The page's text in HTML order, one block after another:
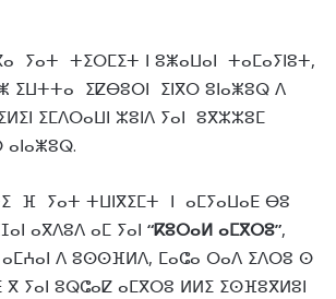
ⵢⴰⵜ ⵜⵉⵔⵎⵉⵜ ⵏ ⵓⵥⴰⵡⴰⵏ ⵜⴰⵎⴰⵢⵏⵓⵜ,
ⵉⵡⵜⵜⴰ ⵉⵇⴱⵓⵔⵏ ⵉⵏⴳⵔ ⵓⵏⴰⵥⵓⵕ ⴷ
ⵉⵎⴷⵔⴰⵡⵏ ⵣⵓⵏⴷ ⵢⴰⵏ ⵓⴳⵣⵣⵓⵎ
ⴼ ⵢⴰⵜ ⵜⵡⵏⴳⵉⵎⵜ ⵏ ⴰⵎⵢⴰⵡⴰⴹ ⴱⵓ
ⴰⴳⴷⵓⴷ ⴰⵎ ⵢⴰⵏ “ⴽⵓⵔⴰⵍⴰⵎⴳⵔⵓ”,
ⴷ ⵓⵙⵙⴼⵍⴷ, ⵎⴰⵛⴰ ⵔⴰⴷ ⵉⴷⵔⵓ ⵙ
ⴳ ⵢⴰⵏ ⵓⵕⵛⴰⵇ ⴰⵎⴳⵔⵓ ⵍⵍⵉ ⵉⵙⴼⵓⴳⵍⵓⵏ